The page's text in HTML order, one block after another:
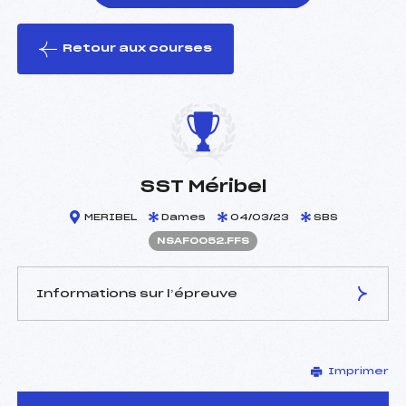
le ski
Retour aux courses
SST Méribel
MERIBEL Dames 04/03/23 SBS
NSAF0052.FFS
Informations sur l’épreuve
BLANCFENE TRISTAN (SA)
Arbitre :
–
Imprimer